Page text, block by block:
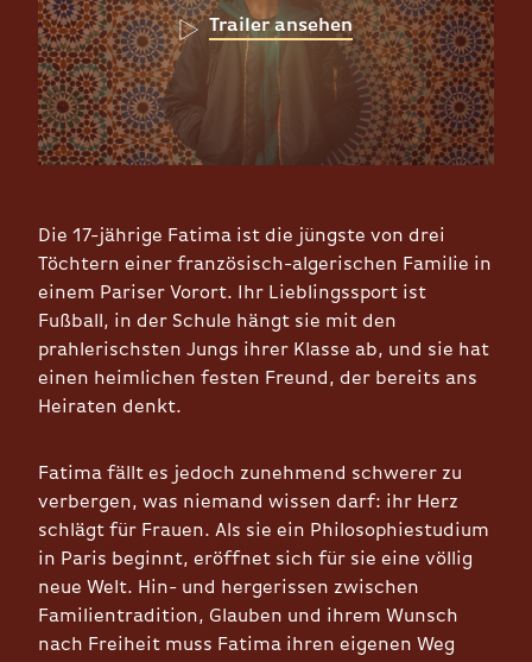
Trailer ansehen
Die 17-jährige Fatima ist die jüngste von drei
Töchtern einer französisch-algerischen Familie in
einem Pariser Vorort. Ihr Lieblingssport ist
Fußball, in der Schule hängt sie mit den
prahlerischsten Jungs ihrer Klasse ab, und sie hat
einen heimlichen festen Freund, der bereits ans
Heiraten denkt.
Fatima fällt es jedoch zunehmend schwerer zu
verbergen, was niemand wissen darf: ihr Herz
schlägt für Frauen. Als sie ein Philosophiestudium
in Paris beginnt, eröffnet sich für sie eine völlig
neue Welt. Hin- und hergerissen zwischen
Familientradition, Glauben und ihrem Wunsch
nach Freiheit muss Fatima ihren eigenen Weg